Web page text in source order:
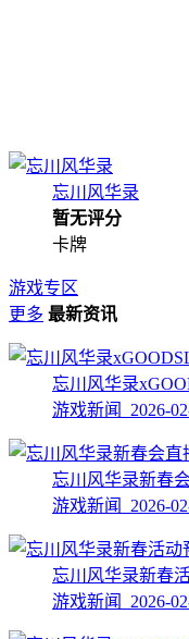
忘川风华录
暂无评分
卡牌
游戏专区
更多 最新资讯
忘川风华录
游戏新闻 2026-
忘川风华录新春
游戏新闻 2026-
忘川风华录新春
游戏新闻 2026-